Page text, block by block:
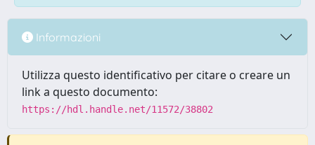
Informazioni
Utilizza questo identificativo per citare o creare un
link a questo documento:
https://hdl.handle.net/11572/38802